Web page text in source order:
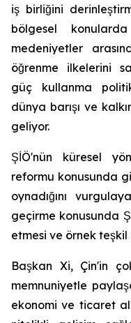
iş birliğini
bölgesel
medeniyetler
öğrenme ilkelerini
güç kullanma
dünya barışı ve
geliyor.
ŞİÖ'nün küresel
reformu konusunda
oynadığını
geçirme konusunda
etmesi ve örnek teşkil
Başkan Xi, Çin'in
memnuniyetle
ekonomi ve ticaret